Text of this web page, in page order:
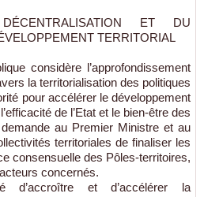
ET DU
TERRITORIAL
considère l’approfondissement
la territorialisation des politiques
pour accélérer le développement
de l’Etat et le bien-être des
au Premier Ministre et au
territoriales de finaliser les
consensuelle des Pôles-territoires,
concernés.
d’accroître et d’accélérer la